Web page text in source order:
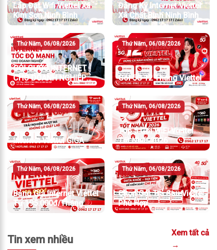
Lắp Đặt Wifi Viettel Xã
Kim Sơn Ninh Bình
Đăng Ký Internet Viettel
Xã Chất Bình Ninh Bình
Thứ Năm, 06/08/2026
GÓI CƯỚC INTERNET
CHO DOANH NGHIỆP
TỐC ĐỘ MẠNH
Thứ Năm, 06/08/2026
Gói 5G 12 Tháng Viettel
Thứ Năm, 06/08/2026
Internet Viettel GIGA
Thứ Năm, 06/08/2026
Top 5 Gói WiFi Viettel
Tốt Nhất 2026
Thứ Năm, 06/08/2026
Bảng Giá Internet Viettel
Từ 195.000đ/Tháng
Thứ Năm, 06/08/2026
Chọn Gói Trả Sau Viettel
Phù Hợp
Tin xem nhiều
Xem tất cả
→